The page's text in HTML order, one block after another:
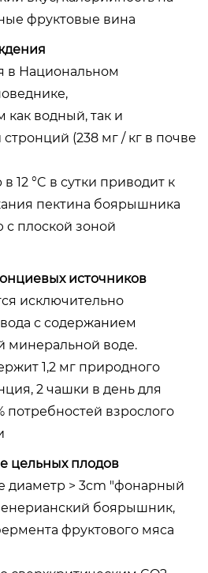
фруктовые вина
в Национальном
водный, так и
(238 мг / кг в почве
12 °C в сутки приводит к
пектина боярышника
с плоской зоной
источников
исключительно
с содержанием
минеральной воде.
1,2 мг природного
2 чашки в день для
потребностей взрослого
цельных плодов
диаметр > 3cm "фонарный
боярышник,
фруктового мяса